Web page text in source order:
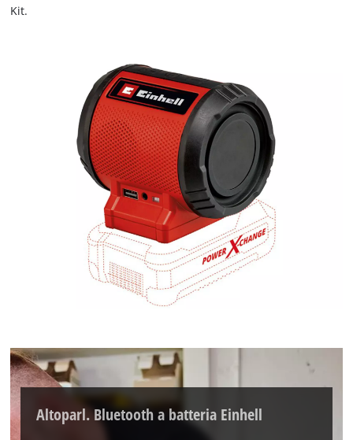
Kit.
Altoparl. Bluetooth a batteria Einhell